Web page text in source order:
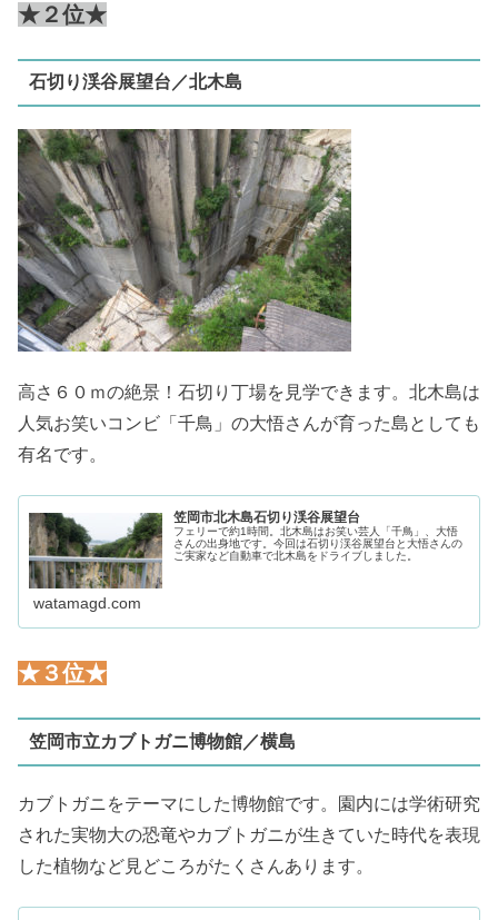
★２位★
石切り渓谷展望台／北木島
高さ６０ｍの絶景！石切り丁場を見学できます。北木島は
人気お笑いコンビ「千鳥」の大悟さんが育った島としても
有名です。
笠岡市北木島石切り渓谷展望台
フェリーで約1時間。北木島はお笑い芸人「千鳥」、大悟
さんの出身地です。今回は石切り渓谷展望台と大悟さんの
ご実家など自動車で北木島をドライブしました。
watamagd.com
★３位★
笠岡市立カブトガニ博物館／横島
カブトガニをテーマにした博物館です。園内には学術研究
された実物大の恐竜やカブトガニが生きていた時代を表現
した植物など見どころがたくさんあります。